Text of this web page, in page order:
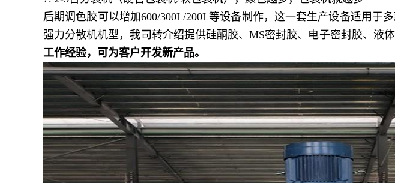
后期调色胶可以增加600/300L/200L等设备制作，这一套生产设备适用于
强力分散机机型，我司转介绍提供硅酮胶、MS密封胶、电子密封胶、液
工作经验，可为客户开发新产品。